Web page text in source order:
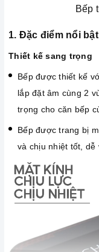
Bếp
1. Đặc điểm nổi
Thiết kế sang trọng
Bếp được thiết kế
lắp đặt âm cùng 2
trọng cho căn bếp
Bếp được trang bị
và chịu nhiệt tốt, dễ